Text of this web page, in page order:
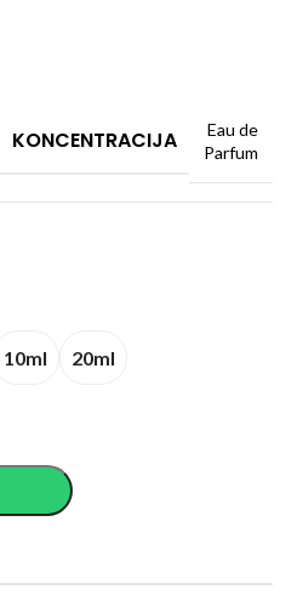
KONCENTRACIJA
Eau de
Parfum
10ml 20ml